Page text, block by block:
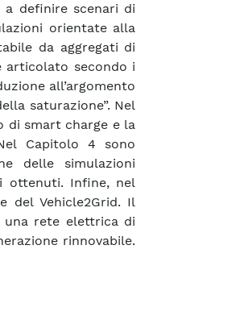
a definire scenari di
orientate alla
da aggregati di
secondo i
all’argomento
saturazione”. Nel
di smart charge e la
Capitolo 4 sono
delle simulazioni
ottenuti. Infine, nel
del Vehicle2Grid. Il
rete elettrica di
rinnovabile.